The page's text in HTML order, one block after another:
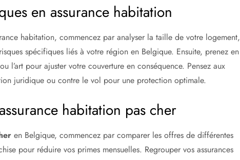
en assurance habitation
habitation, commencez par analyser la taille de votre logement,
spécifiques liés à votre région en Belgique. Ensuite, prenez en
l’art pour ajuster votre couverture en conséquence. Pensez aux
juridique ou contre le vol pour une protection optimale.
habitation pas cher
en Belgique, commencez par comparer les offres de différentes
pour réduire vos primes mensuelles. Regrouper vos assurances